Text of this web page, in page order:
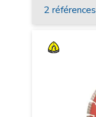
2 références